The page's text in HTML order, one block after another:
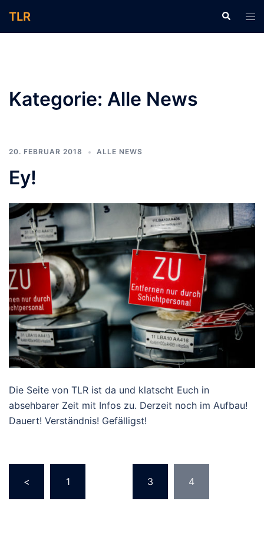
Inhalt
TLR Suche
Kategorie: Alle News
20. FEBRUAR 2018 ALLE NEWS
Ey!
Die Seite von TLR ist da und klatscht Euch in
absehbarer Zeit mit Infos zu. Derzeit noch im Aufbau!
Dauert! Verständnis! Gefälligst!
der
Beiträge
< 1 3 4